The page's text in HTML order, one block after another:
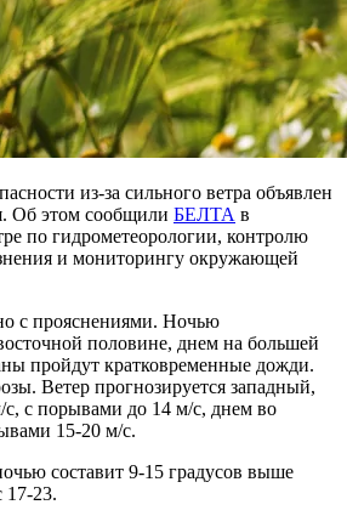
из-за сильного ветра объявлен
Об этом сообщили БЕЛТА в
по гидрометеорологии, контролю
и мониторингу окружающей
с прояснениями. Ночью
половине, днем на большей
пройдут кратковременные дожди.
Ветер прогнозируется западный,
с, с порывами до 14 м/с, днем во
15-20 м/с.
составит 9-15 градусов выше
17-23.